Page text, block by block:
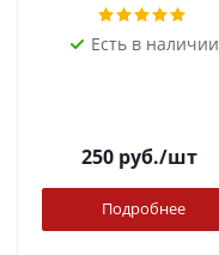
Есть в наличии
250руб./шт
Подробнее